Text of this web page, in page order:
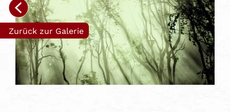
Zurück zur Galerie